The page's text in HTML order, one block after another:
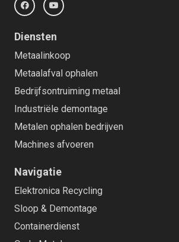
Diensten
Metaalinkoop
Metaalafval ophalen
Bedrijfsontruiming metaal
Industriële demontage
Metalen ophalen bedrijven
Machines afvoeren
Navigatie
Elektronica Recycling
Sloop & Demontage
Containerdienst